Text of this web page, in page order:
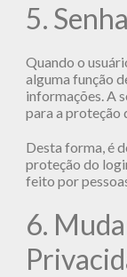
5.
Quando o
alguma função
informações. A
para a proteção
Desta forma, é
proteção do
feito por
6.